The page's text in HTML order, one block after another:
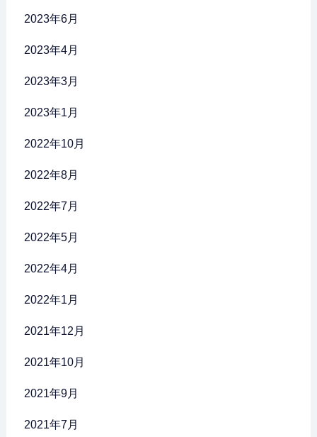
2023年6月
2023年4月
2023年3月
2023年1月
2022年10月
2022年8月
2022年7月
2022年5月
2022年4月
2022年1月
2021年12月
2021年10月
2021年9月
2021年7月